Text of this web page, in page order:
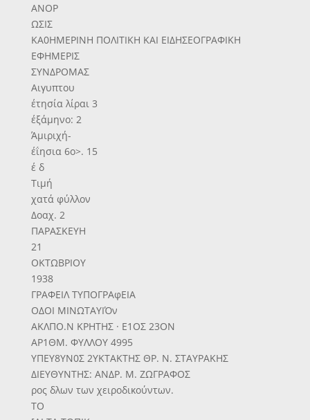
ΑΝΟΡ
ΩΣΙΣ
ΚΑ0ΗΜΕΡΙΝΗ ΠΟΛΙΤΙΚΗ ΚΑΙ ΕΙΔΗΣΕΟΓΡΑΦΙΚΗ
ΕΦΗΜΕΡΙΣ
ΣΥΝΔΡΟΜΑΣ
Αιγυπτου
έτησία λίραι 3
έξάμηνο: 2
Άμιριχή-
έΐησια 6ο>. 15
έ δ
Τιμή
χατά φύλλον
Δοαχ. 2
ΠΑΡΑΣΚΕΥΗ
21
ΟΚΤΩΒΡΙΟΥ
1938
ΓΡΑΦΕΙΛ ΤΥΠΟΓΡΑφΕΙΑ
ΟΔΟΙ ΜΙΝΩΤΑΥΙΌν
ΑΚΛΠΟ.Ν ΚΡΗΤΗΣ · Ε1ΟΣ 23ΟΝ
ΑΡ1ΘΜ. ΦΥΛΛΟΥ 4995
ΥΠΕΥ8ΥΝ0Σ 2ΥΚΤΑΚΤΗΣ ΘΡ. Ν. ΣΤΑΥΡΑΚΗΣ
ΔΙΕΥΘΥΝΤΗΣ: ΑΝΔΡ. Μ. ΖΩΓΡΑΦΟΣ
ρος δλων των χειροδικούντων.
ΤΟ